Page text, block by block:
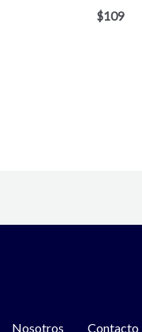
$109
Nosotros Contacto